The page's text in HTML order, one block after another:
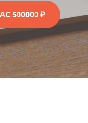
500000 ₽